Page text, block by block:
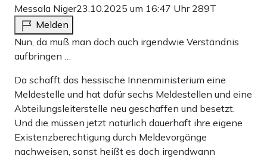
Messala Niger23.10.2025 um 16:47 Uhr 289T
Melden
Nun, da muß man doch auch irgendwie Verständnis
aufbringen …
Da schafft das hessische Innenministerium eine
Meldestelle und hat dafür sechs Meldestellen und eine
Abteilungsleiterstelle neu geschaffen und besetzt.
Und die müssen jetzt natürlich dauerhaft ihre eigene
Existenzberechtigung durch Meldevorgänge
nachweisen, sonst heißt es doch irgendwann